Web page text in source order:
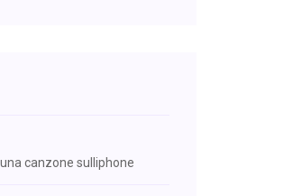
canzone sulliphone